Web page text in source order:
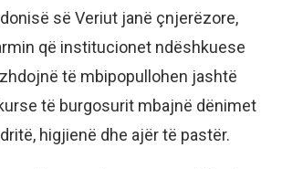
së Veriut janë çnjerëzore,
që institucionet ndëshkuese
të mbipopullohen jashtë
të burgosurit mbajnë dënimet
higjienë dhe ajër të pastër.